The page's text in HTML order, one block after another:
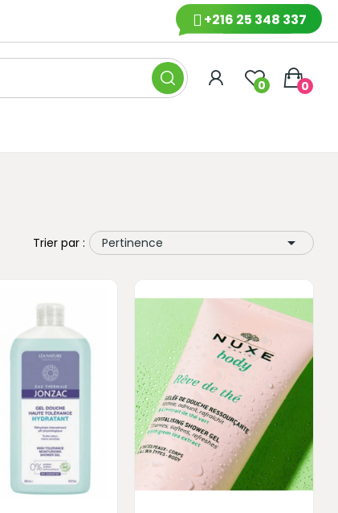
+216 25 348 337
0 0
Trier par : Pertinence 